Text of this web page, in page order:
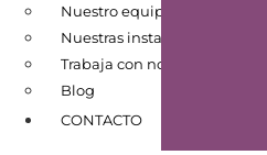
Nuestro equipo
Nuestras instalaciones
Trabaja con nosotros
Blog
CONTACTO